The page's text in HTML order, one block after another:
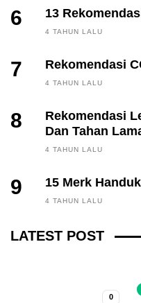
6 13
4 TAHUN LALU
7 Rekomendasi
4 TAHUN LALU
8
Rekomendasi
Dan Tahan
4 TAHUN LALU
9 15 Merk
4 TAHUN LALU
LATEST POST
FINANCE, INVESTING
3 BULAN LALU
0